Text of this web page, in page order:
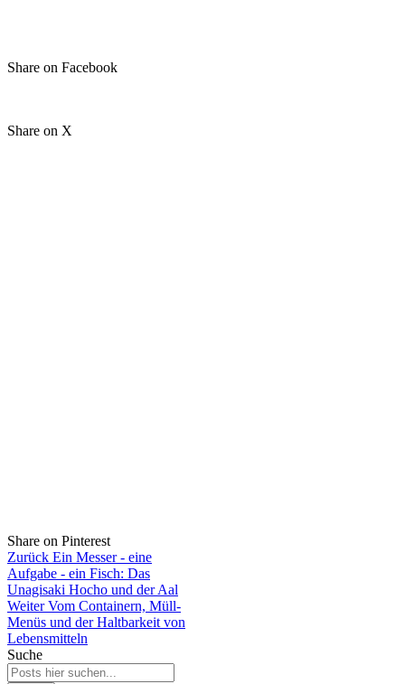
Share on Facebook
Share on X
Share on Pinterest
Zurück Ein Messer - eine
Aufgabe - ein Fisch: Das
Unagisaki Hocho und der Aal
WeiterVom Containern, Müll-
Menüs und der Haltbarkeit von
Lebensmitteln
Suche